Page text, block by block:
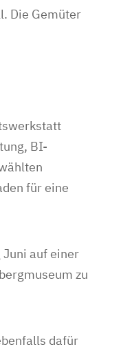
Die Gemüter
BI-
für eine
Juni auf einer
zu
dafür